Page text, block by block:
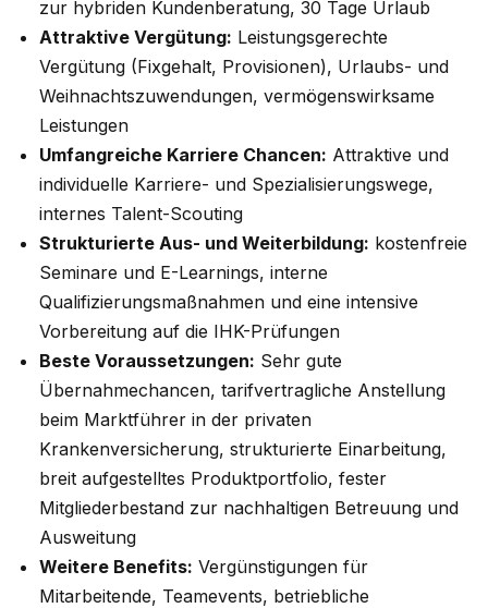
zur hybriden Kundenberatung, 30 Tage Urlaub
Attraktive Vergütung: Leistungsgerechte
Vergütung (Fixgehalt, Provisionen), Urlaubs- und
Weihnachtszuwendungen, vermögenswirksame
Leistungen
Umfangreiche Karriere Chancen: Attraktive und
individuelle Karriere- und Spezialisierungswege,
internes Talent-Scouting
Strukturierte Aus- und Weiterbildung: kostenfreie
Seminare und E-Learnings, interne
Qualifizierungsmaßnahmen und eine intensive
Vorbereitung auf die IHK-Prüfungen
Beste Voraussetzungen: Sehr gute
Übernahmechancen, tarifvertragliche Anstellung
beim Marktführer in der privaten
Krankenversicherung, strukturierte Einarbeitung,
breit aufgestelltes Produktportfolio, fester
Mitgliederbestand zur nachhaltigen Betreuung und
Ausweitung
Weitere Benefits: Vergünstigungen für
Mitarbeitende, Teamevents, betriebliche